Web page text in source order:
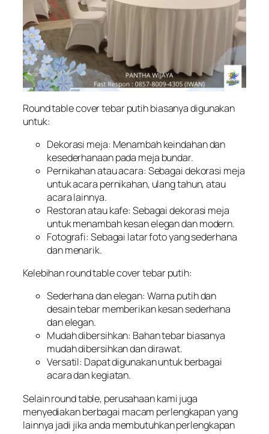
Round table cover tebar putih biasanya digunakan
untuk:
Dekorasi meja: Menambah keindahan dan
kesederhanaan pada meja bundar.
Pernikahan atau acara: Sebagai dekorasi meja
untuk acara pernikahan, ulang tahun, atau
acara lainnya.
Restoran atau kafe: Sebagai dekorasi meja
untuk menambah kesan elegan dan modern.
Fotografi: Sebagai latar foto yang sederhana
dan menarik.
Kelebihan round table cover tebar putih:
Sederhana dan elegan: Warna putih dan
desain tebar memberikan kesan sederhana
dan elegan.
Mudah dibersihkan: Bahan tebar biasanya
mudah dibersihkan dan dirawat.
Versatil: Dapat digunakan untuk berbagai
acara dan kegiatan.
Selain round table, perusahaan kami juga
menyediakan berbagai macam perlengkapan yang
lainnya jadi jika anda membutuhkan perlengkapan